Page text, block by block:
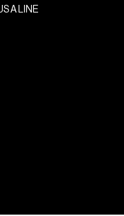
A LINE